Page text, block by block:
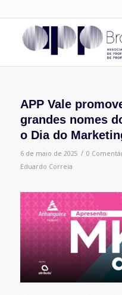
APP Vale
grandes nomes
o Dia do
6 de maio de 2025 / 0
Eduardo Correia